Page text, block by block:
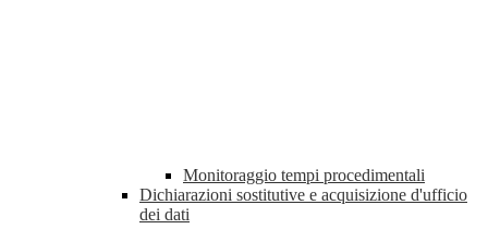
Monitoraggio tempi procedimentali
Dichiarazioni sostitutive e acquisizione d'ufficio
dei dati